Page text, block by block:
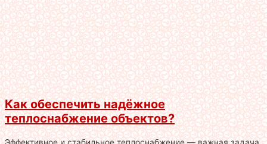
Как обеспечить надёжное
теплоснабжение объектов?